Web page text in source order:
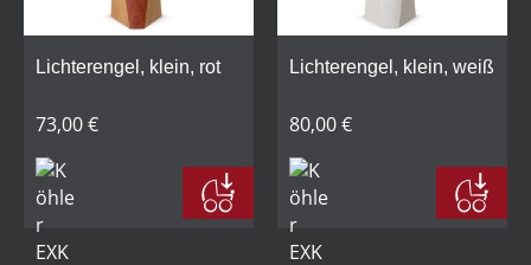
Lichterengel, klein, rot
73,00 €
Lichterengel, klein, weiß
80,00 €